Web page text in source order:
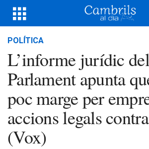
POLÍTICA
L’informe jurídic del
Parlament apunta
poc marge per
accions legals
(Vox)